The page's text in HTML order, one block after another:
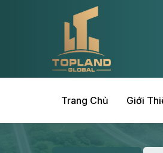
Trang Chủ Giới